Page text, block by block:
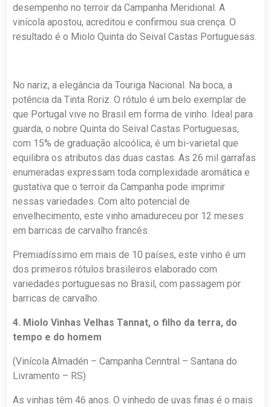
desempenho no terroir da Campanha Meridional. A
vinícola apostou, acreditou e confirmou sua crença. O
resultado é o Miolo Quinta do Seival Castas Portuguesas.
No nariz, a elegância da Touriga Nacional. Na boca, a
potência da Tinta Roriz. O rótulo é um belo exemplar de
que Portugal vive no Brasil em forma de vinho. Ideal para
guarda, o nobre Quinta do Seival Castas Portuguesas,
com 15% de graduação alcoólica, é um bi-varietal que
equilibra os atributos das duas castas. As 26 mil garrafas
enumeradas expressam toda complexidade aromática e
gustativa que o terroir da Campanha pode imprimir
nessas variedades. Com alto potencial de
envelhecimento, este vinho amadureceu por 12 meses
em barricas de carvalho francês.
Premiadíssimo em mais de 10 países, este vinho é um
dos primeiros rótulos brasileiros elaborado com
variedades portuguesas no Brasil, com passagem por
barricas de carvalho.
4. Miolo Vinhas Velhas Tannat, o filho da terra, do
tempo e do homem
(Vinícola Almadén – Campanha Cenntral – Santana do
Livramento – RS)
As vinhas têm 46 anos. O vinhedo de uvas finas é o mais